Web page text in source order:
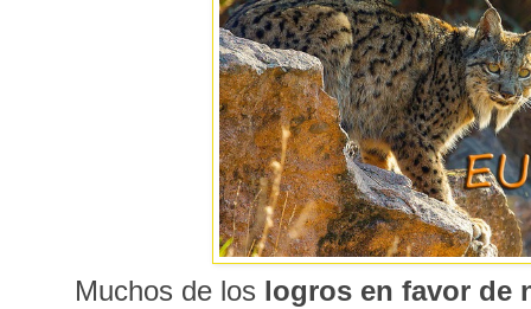
Muchos de los logros en favor de